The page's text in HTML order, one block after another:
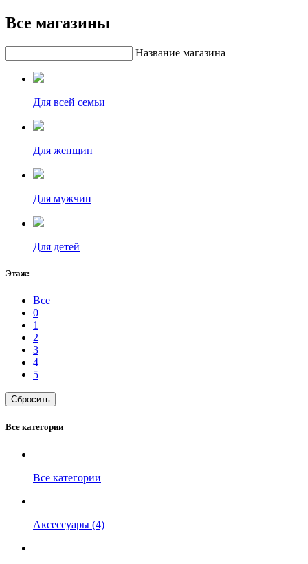
Все магазины
Название магазина
Для всей семьи
Для женщин
Для мужчин
Для детей
Этаж:
Все
0
1
2
3
4
5
Сбросить
Все категории
Все категории
Аксессуары (4)